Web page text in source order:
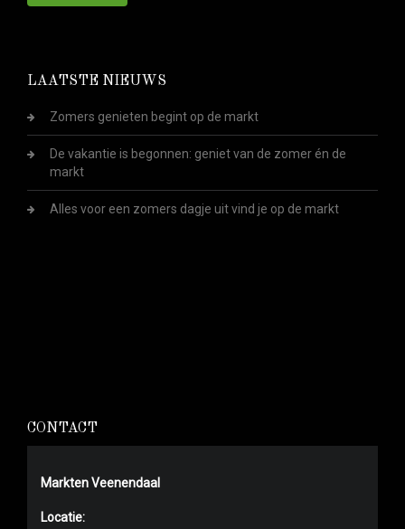
LAATSTE NIEUWS
Zomers genieten begint op de markt
De vakantie is begonnen: geniet van de zomer én de
markt
Alles voor een zomers dagje uit vind je op de markt
CONTACT
Markten Veenendaal
Locatie: